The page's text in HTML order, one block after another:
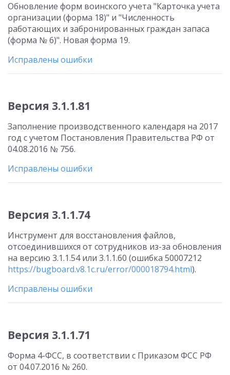
Обновление форм воинского учета "Карточка учета
организации (форма 18)" и "Численность
работающих и забронированных граждан запаса
(форма № 6)". Новая форма 19.
Исправлены ошибки
Версия 3.1.1.81
Заполнение производственного календаря на 2017
год с учетом Постановления Правительства РФ от
04.08.2016 № 756.
Исправлены ошибки
Версия 3.1.1.74
Инструмент для восстановления файлов,
отсоединившихся от сотрудников из-за обновления
на версию 3.1.1.54 или 3.1.1.60 (ошибка 50007212
https://bugboard.v8.1c.ru/error/000018794.html).
Исправлены ошибки
Версия 3.1.1.71
Форма 4-ФСС, в соответствии с Приказом ФСС РФ
от 04.07.2016 № 260.